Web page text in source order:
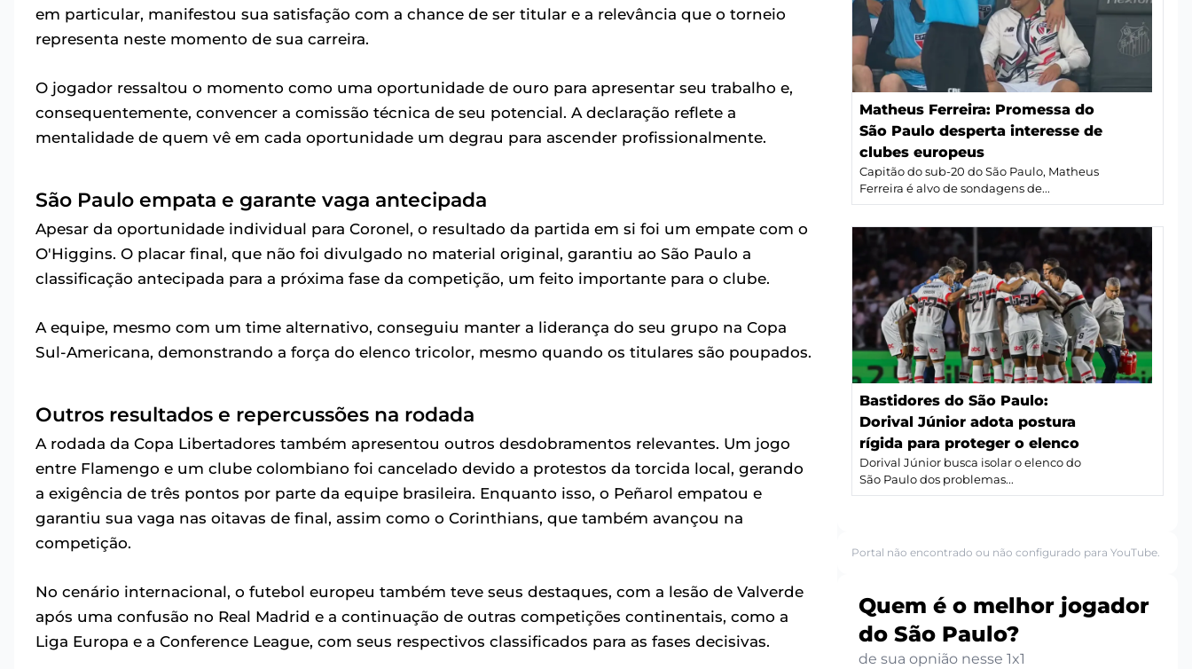
em particular, manifestou sua satisfação com a chance de ser titular e a relevância que o torneio
representa neste momento de sua carreira.
O jogador ressaltou o momento como uma oportunidade de ouro para apresentar seu trabalho e,
consequentemente, convencer a comissão técnica de seu potencial. A declaração reflete a
mentalidade de quem vê em cada oportunidade um degrau para ascender profissionalmente.
São Paulo empata e garante vaga antecipada
Apesar da oportunidade individual para Coronel, o resultado da partida em si foi um empate com o
O'Higgins. O placar final, que não foi divulgado no material original, garantiu ao São Paulo a
classificação antecipada para a próxima fase da competição, um feito importante para o clube.
A equipe, mesmo com um time alternativo, conseguiu manter a liderança do seu grupo na Copa
Sul-Americana, demonstrando a força do elenco tricolor, mesmo quando os titulares são poupados.
Outros resultados e repercussões na rodada
A rodada da Copa Libertadores também apresentou outros desdobramentos relevantes. Um jogo
entre Flamengo e um clube colombiano foi cancelado devido a protestos da torcida local, gerando
a exigência de três pontos por parte da equipe brasileira. Enquanto isso, o Peñarol empatou e
garantiu sua vaga nas oitavas de final, assim como o Corinthians, que também avançou na
competição.
No cenário internacional, o futebol europeu também teve seus destaques, com a lesão de Valverde
após uma confusão no Real Madrid e a continuação de outras competições continentais, como a
Liga Europa e a Conference League, com seus respectivos classificados para as fases decisivas.
Matheus Ferreira: Promessa do
São Paulo desperta interesse de
clubes europeus
Capitão do sub-20 do São Paulo, Matheus
Ferreira é alvo de sondagens de...
Bastidores do São Paulo:
Dorival Júnior adota postura
rígida para proteger o elenco
Dorival Júnior busca isolar o elenco do
São Paulo dos problemas...
Portal não encontrado ou não configurado para YouTube.
Quem é o melhor jogador
do São Paulo?
de sua opnião nesse 1x1